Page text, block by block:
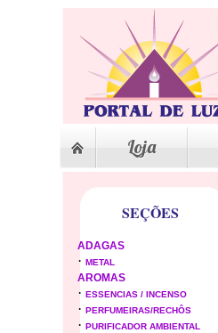
Loja
SEÇÕES
ADAGAS
· METAL
AROMAS
· ESSENCIAS / INCENSO
· PERFUMEIRAS/RECHÔS
· PURIFICADOR AMBIENTAL